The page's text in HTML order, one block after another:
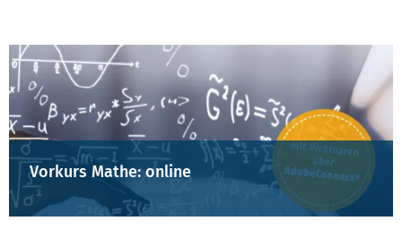
Vorkurs Mathe: online